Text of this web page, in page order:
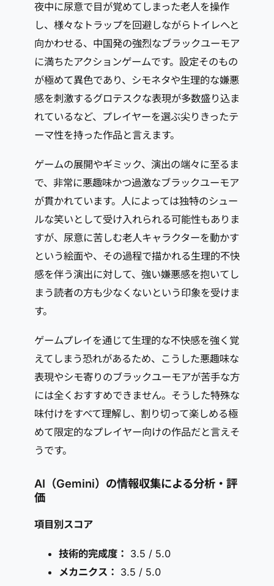
夜中に尿意で目が覚めてしまった老人を操作
し、様々なトラップを回避しながらトイレへと
向かわせる、中国発の強烈なブラックユーモア
に満ちたアクションゲームです。設定そのもの
が極めて異色であり、シモネタや生理的な嫌悪
感を刺激するグロテスクな表現が多数盛り込ま
れているなど、プレイヤーを選ぶ尖りきったテ
ーマ性を持った作品と言えます。
ゲームの展開やギミック、演出の端々に至るま
で、非常に悪趣味かつ過激なブラックユーモア
が貫かれています。人によっては独特のシュー
ルな笑いとして受け入れられる可能性もありま
すが、尿意に苦しむ老人キャラクターを動かす
という絵面や、その過程で描かれる生理的不快
感を伴う演出に対して、強い嫌悪感を抱いてし
まう読者の方も少なくないという印象を受けま
す。
ゲームプレイを通じて生理的な不快感を強く覚
えてしまう恐れがあるため、こうした悪趣味な
表現やシモ寄りのブラックユーモアが苦手な方
には全くおすすめできません。そうした特殊な
味付けをすべて理解し、割り切って楽しめる極
めて限定的なプレイヤー向けの作品だと言えそ
うです。
AI（Gemini）の情報収集による分析・評
価
項目別スコア
技術的完成度： 3.5 / 5.0
メカニクス： 3.5 / 5.0